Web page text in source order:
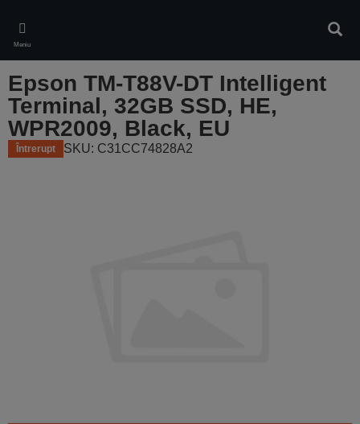
main
content
Meniu
Epson TM-T88V-DT Intelligent
Terminal, 32GB SSD, HE,
WPR2009, Black, EU
Întrerupt SKU: C31CC74828A2